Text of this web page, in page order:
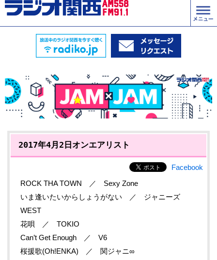
2017年4月2日オンエアリスト
Facebook
ROCK THA TOWN ／ Sexy Zone
いま逢いたいからしょうがない ／ ジャニーズ
WEST
花唄 ／ TOKIO
Can’t Get Enough ／ V6
桜援歌(Oh!ENKA) ／ 関ジャニ∞